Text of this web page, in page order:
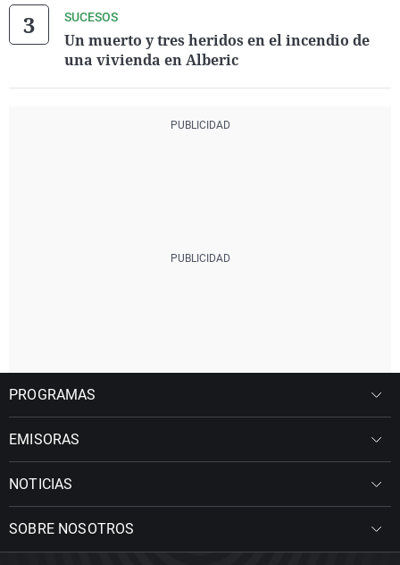
SUCESOS
Un muerto y tres heridos en el incendio de
una vivienda en Alberic
PROGRAMAS
EMISORAS
NOTICIAS
SOBRE NOSOTROS